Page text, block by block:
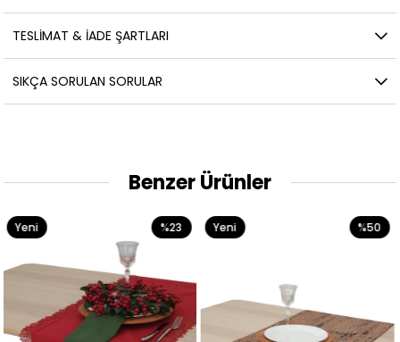
TESLIMAT & İADE ŞARTLARI
SIKÇA SORULAN SORULAR
Benzer Ürünler
%50
Yeni
Yeni